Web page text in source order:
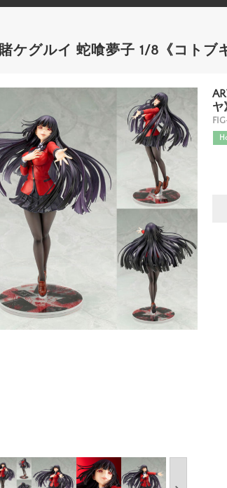
ケグルイ 蛇喰夢子 1/8《コトブ
ヤ